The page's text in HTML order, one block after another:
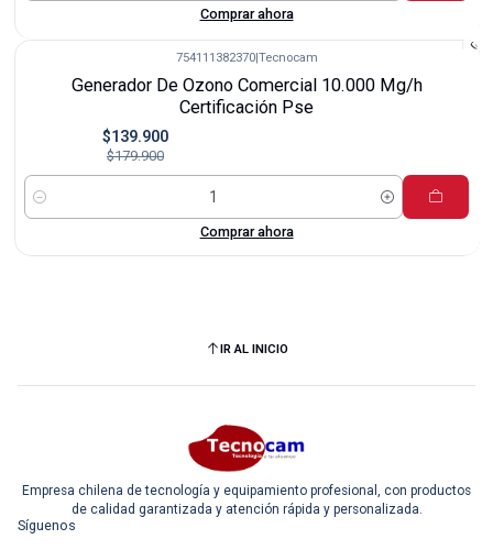
Comprar ahora
754111382370| Tecnocam
Generador De Ozono Comercial 10.000 Mg/h
Certificación Pse
$139.900
$179.900
Cantidad
Comprar ahora
IR AL INICIO
Empresa chilena de tecnología y equipamiento profesional, con productos
de calidad garantizada y atención rápida y personalizada.
Síguenos